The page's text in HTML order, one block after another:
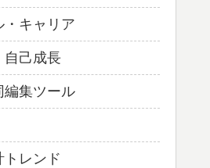
・キャリア
自己成長
編集ツール
レンド